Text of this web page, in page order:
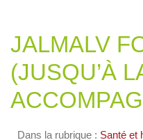
JALMALV
(JUSQU’À
Dans la rubrique : Santé et